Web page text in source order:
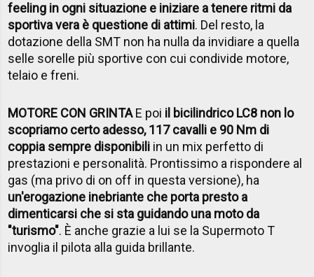
feeling in ogni situazione e iniziare a tenere ritmi da
sportiva vera è questione di attimi. Del resto, la
dotazione della SMT non ha nulla da invidiare a quella
selle sorelle più sportive con cui condivide motore,
telaio e freni.
MOTORE CON GRINTAE poi il bicilindrico LC8 non lo
scopriamo certo adesso, 117 cavalli e 90 Nm di
coppia sempre disponibili in un mix perfetto di
prestazioni e personalità. Prontissimo a rispondere al
gas (ma privo di on off in questa versione), ha
un'erogazione inebriante che porta presto a
dimenticarsi che si sta guidando una moto da
"turismo". È anche grazie a lui se la Supermoto T
invoglia il pilota alla guida brillante.